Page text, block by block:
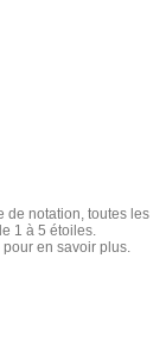
de notation, toutes les
1 à 5 étoiles.
pour en savoir plus.